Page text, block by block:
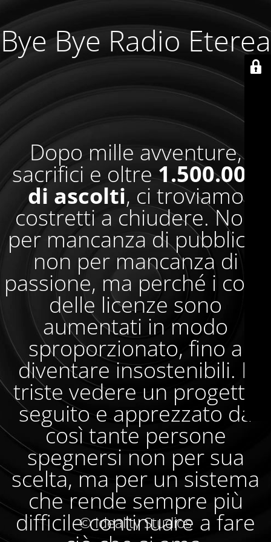
Bye Bye Radio Eterea
Dopo mille avventure,
sacrifici e oltre1.500.000
di ascolti, ci troviamo
costretti a chiudere. Non
per mancanza di pubblico,
non per mancanza di
passione, ma perché i costi
delle licenze sono
aumentati in modo
sproporzionato, fino a
diventare insostenibili. È
triste vedere un progetto
seguito e apprezzato da
così tante persone
spegnersi non per sua
scelta, ma per un sistema
che rende sempre più
difficile continuare a fare
© Ideality Studios